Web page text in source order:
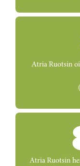
Atria Ruotsin
Atria Ruotsin